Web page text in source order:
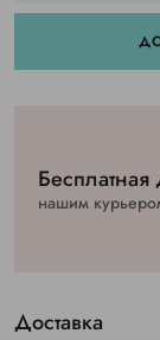
Бесплатная
нашим
Доставка